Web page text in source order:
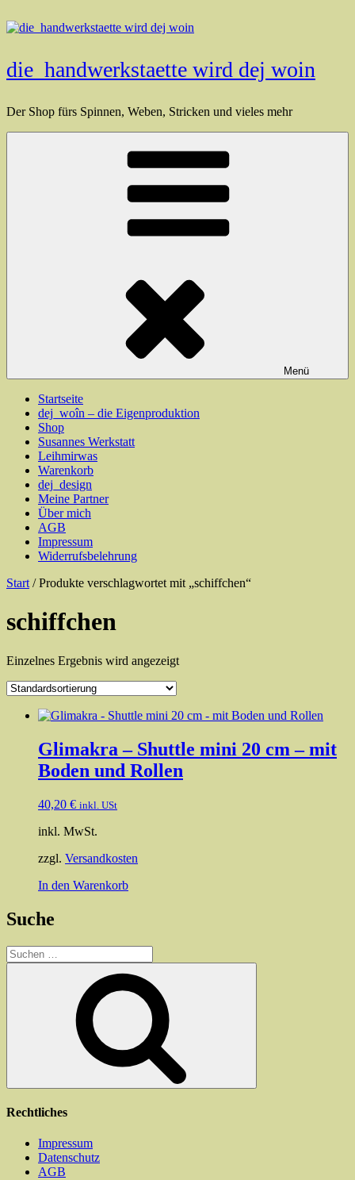
Inhalt
die_handwerkstaette wird dej woin
Der Shop fürs Spinnen, Weben, Stricken und vieles mehr
Menü
Startseite
dej_woîn – die Eigenproduktion
Shop
Susannes Werkstatt
Leihmirwas
Warenkorb
dej_design
Meine Partner
Über mich
AGB
Impressum
Widerrufsbelehrung
Start / Produkte verschlagwortet mit „schiffchen“
schiffchen
Einzelnes Ergebnis wird angezeigt
Glimakra – Shuttle mini 20 cm – mit
Boden und Rollen
40,20 € inkl. USt
inkl. MwSt.
zzgl. Versandkosten
In den Warenkorb
Suche
Suchen
nach:
Rechtliches
Impressum
Datenschutz
AGB